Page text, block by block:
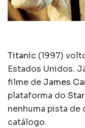
Titanic (1997)
Estados Unidos.
filme de James
plataforma do
nenhuma pista de
catálogo.